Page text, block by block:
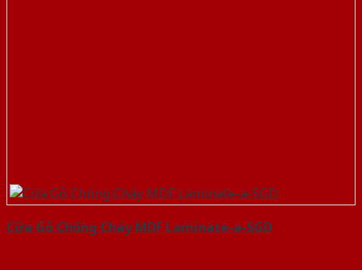
Cửa Gỗ Chống Cháy MDF Laminate-a-SGD